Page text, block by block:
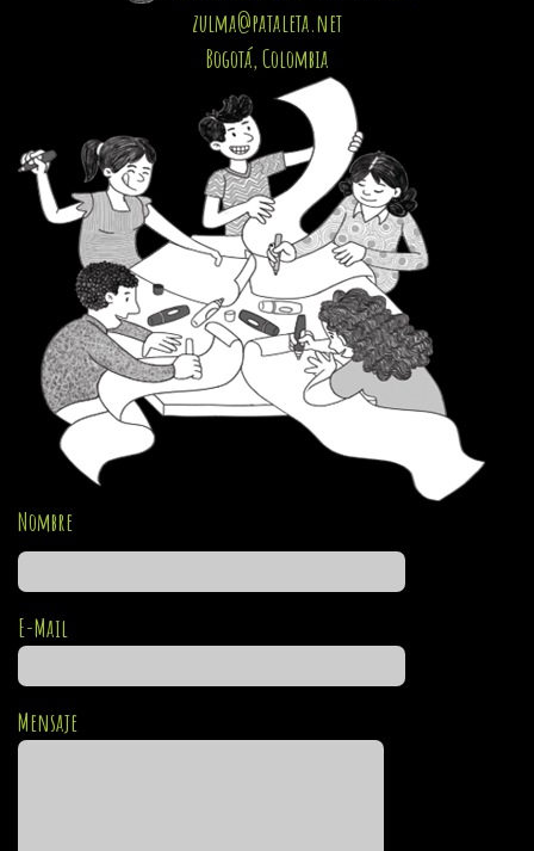
zulma@pataleta.net
Bogotá, Colombia
Nombre
E-Mail
Mensaje